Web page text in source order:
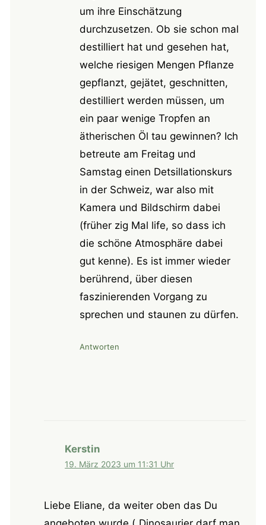
um ihre Einschätzung
durchzusetzen. Ob sie schon mal
destilliert hat und gesehen hat,
welche riesigen Mengen Pflanze
gepflanzt, gejätet, geschnitten,
destilliert werden müssen, um
ein paar wenige Tropfen an
ätherischen Öl tau gewinnen? Ich
betreute am Freitag und
Samstag einen Detsillationskurs
in der Schweiz, war also mit
Kamera und Bildschirm dabei
(früher zig Mal life, so dass ich
die schöne Atmosphäre dabei
gut kenne). Es ist immer wieder
berührend, über diesen
faszinierenden Vorgang zu
sprechen und staunen zu dürfen.
Antworten
Kerstin
19. März 2023 um 11:31 Uhr
Liebe Eliane, da weiter oben das Du